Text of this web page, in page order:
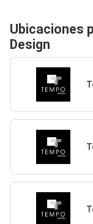
Ubicaciones
Design